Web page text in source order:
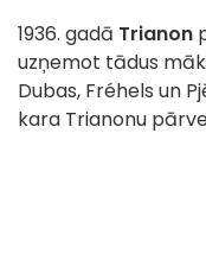
1936. gadā Trianon
uzņemot tādus
Dubas, Fréhels un
kara Trianonu